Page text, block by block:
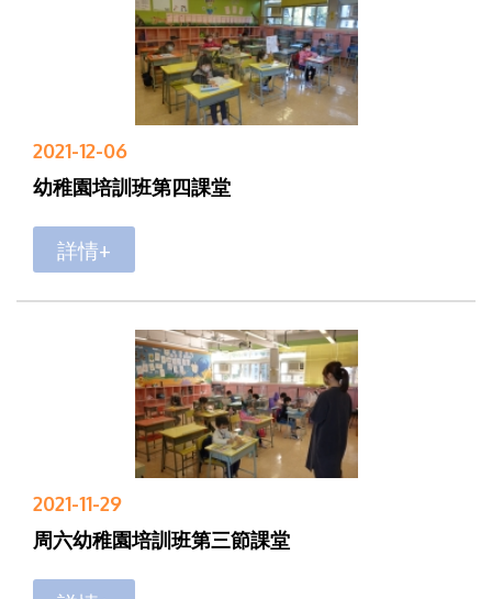
2021-12-06
幼稚園培訓班第四課堂
詳情+
2021-11-29
周六幼稚園培訓班第三節課堂